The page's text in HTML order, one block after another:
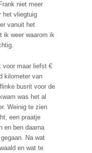
niet meer
het vliegtuig
vanuit het
ik weer waarom ik
voor maar liefst €
kilometer van
busrit voor de
was het al
Weinig te zien
een praatje
en ben daarna
Na wat
en wat te